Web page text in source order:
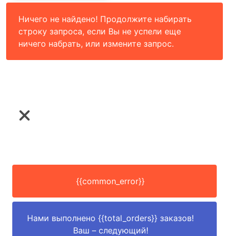
Ничего не найдено! Продолжите набирать
строку запроса, если Вы не успели еще
ничего набрать, или измените запрос.
{{common_error}}
Нами выполнено {{total_orders}} заказов!
Ваш – следующий!